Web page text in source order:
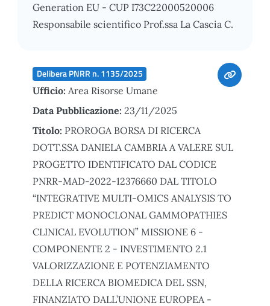
Generation EU - CUP I73C22000520006
Responsabile scientifico Prof.ssa La Cascia C.
Delibera PNRR n. 1135/2025
Ufficio: Area Risorse Umane
Data Pubblicazione: 23/11/2025
Titolo: PROROGA BORSA DI RICERCA
DOTT.SSA DANIELA CAMBRIA A VALERE SUL
PROGETTO IDENTIFICATO DAL CODICE
PNRR-MAD-2022-12376660 DAL TITOLO
“INTEGRATIVE MULTI-OMICS ANALYSIS TO
PREDICT MONOCLONAL GAMMOPATHIES
CLINICAL EVOLUTION” MISSIONE 6 -
COMPONENTE 2 - INVESTIMENTO 2.1
VALORIZZAZIONE E POTENZIAMENTO
DELLA RICERCA BIOMEDICA DEL SSN,
FINANZIATO DALL’UNIONE EUROPEA -